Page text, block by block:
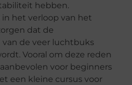
hebben.
het verloop van het
dat de
de veer luchtbuks
Vooral om deze reden
voor beginners
een kleine cursus voor